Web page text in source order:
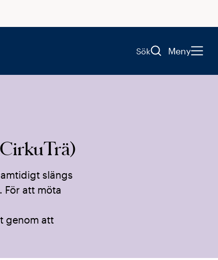
Sök Meny
slängs
För att möta
genom att